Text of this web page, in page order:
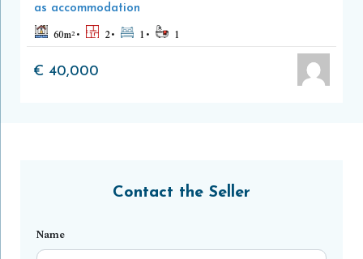
as accommodation
60m² 2 1 1
€ 40,000
Contact the Seller
Name